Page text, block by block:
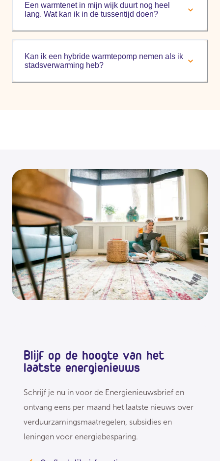
Een warmtenet in mijn wijk duurt nog heel
lang. Wat kan ik in de tussentijd doen?
Kan ik een hybride warmtepomp nemen als ik
stadsverwarming heb?
Blijf op de hoogte van het
laatste energienieuws
Schrijf je nu in voor de Energienieuwsbrief en
ontvang eens per maand het laatste nieuws over
verduurzamingsmaatregelen, subsidies en
leningen voor energiebesparing.